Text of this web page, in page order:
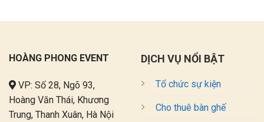
HOÀNG PHONG EVENT
VP: Số 28, Ngõ 93,
Hoàng Văn Thái, Khương
Trung, Thanh Xuân, Hà Nội
DỊCH VỤ NỔI BẬT
Tổ chức sự kiện
Cho thuê bàn ghế